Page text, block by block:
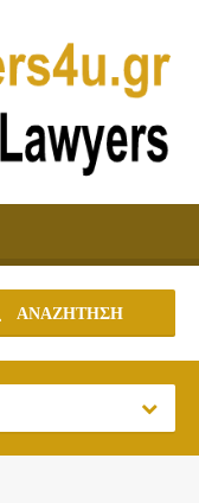
ΑΝΑΖΉΤΗΣΗ